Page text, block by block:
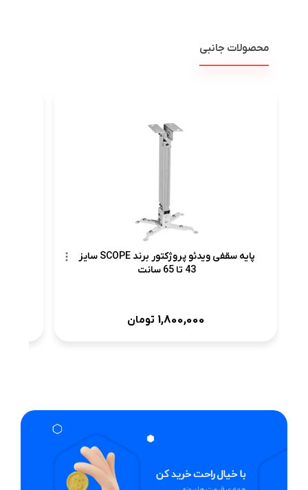
محصولات جانبی
پایه سقفی ویدئو پروژکتور برند SCOPE سایز
43 تا 65 سانت
1,800,000 تومان